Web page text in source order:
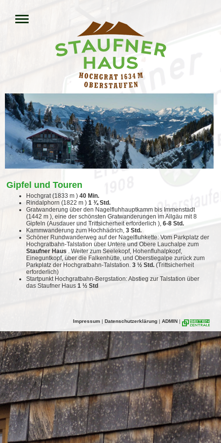
Gipfel und Touren
Hochgrat (1833 m ) 40 Min.
Rindalphorn (1822 m ) 1 ¾ Std.
Gratwanderung über den Nagelfluhhauptkamm bis Immenstadt
(1442 m ), eine der schönsten Gratwanderungen im Allgäu mit 8
Gipfeln (Ausdauer und Trittsicherheit erforderlich ), 6-8 Std.
Kammwanderung zum Hochhädrich, 3 Std.
Schöner Rundwanderweg auf der Nagelfluhkette: Vom Parkplatz der
Hochgratbahn-Talstation über Untere und Obere Lauchalpe zum
Staufner Haus . Weiter zum Seelekopf, Hohenfluhalpkopf,
Eineguntkopf, über die Falkenhütte, und Oberstiegalpe zurück zum
Parkplatz der Hochgratbahn-Talstation. 3 ½ Std. (Trittsicherheit
erforderlich)
Startpunkt Hochgratbahn-Bergstation: Abstieg zur Talstation über
das Staufner Haus 1 ½ Std
Impressum | Datenschutzerklärung | ADMIN |